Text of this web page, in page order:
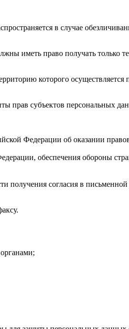
в случае
иметь право получать только
которого осуществляется
прав субъектов персональных
Федерации об оказании
обеспечения обороны
получения согласия в письменной